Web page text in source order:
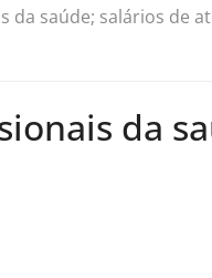
da saúde; salários de
da